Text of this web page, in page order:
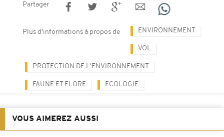
Partager
Plus d'informations à propos de ENVIRONNEMENT
VOL
PROTECTION DE L'ENVIRONNEMENT
FAUNE ET FLORE ECOLOGIE
VOUS AIMEREZ AUSSI